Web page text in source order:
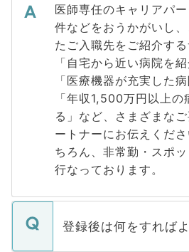
医師専任のキャリアパ
件などをおうかがいし
たご入職先をご紹介する
「自宅から近い病院を
「医療機器が充実した
「年収1,500万円以上の
る」など、さまざまな
ートナーにお伝えくだ
ちろん、非常勤・スポ
行なっております。
登録後は何をすれば